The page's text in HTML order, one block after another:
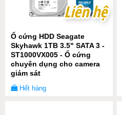
Liên hệ
Liên hệ
Ổ cứng HDD Seagate
Skyhawk 1TB 3.5" SATA 3 -
ST1000VX005 - Ổ cứng
chuyên dụng cho camera
giám sát
Hết hàng